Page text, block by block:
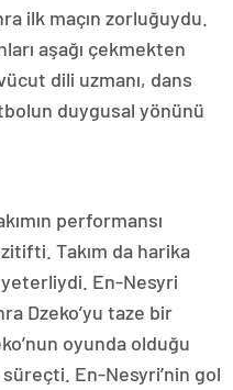
ilk maçın zorluğuydu.
aşağı çekmekten
dili uzmanı, dans
duygusal yönünü
performansı
Takım da harika
En-Nesyri
Dzeko’yu taze bir
oyunda olduğu
En-Nesyri’nin gol